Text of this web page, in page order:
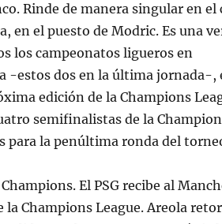
Rinde de manera singular en el
en el puesto de Modric. Es una
los campeonatos ligueros en
-estos dos en la última jornada-,
edición de la Champions
semifinalistas de la
para la penúltima ronda del
El PSG recibe al
la Champions League. Areola